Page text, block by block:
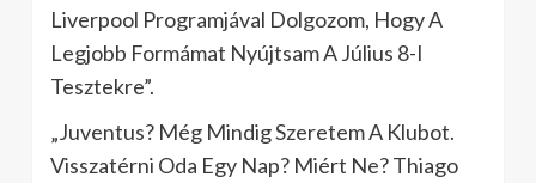
Liverpool Programjával Dolgozom, Hogy A
Legjobb Formámat Nyújtsam A Július 8-I
Tesztekre”.
„Juventus? Még Mindig Szeretem A Klubot.
Visszatérni Oda Egy Nap? Miért Ne? Thiago